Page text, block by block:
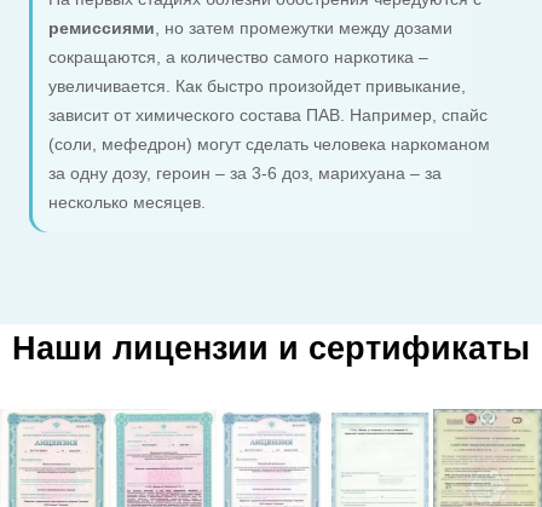
ремиссиями , но затем промежутки между дозами
сокращаются, а количество самого наркотика –
увеличивается. Как быстро произойдет привыкание,
зависит от химического состава ПАВ. Например, спайс
(соли, мефедрон) могут сделать человека наркоманом
за одну дозу, героин – за 3-6 доз, марихуана – за
несколько месяцев.
Наши лицензии и сертификаты